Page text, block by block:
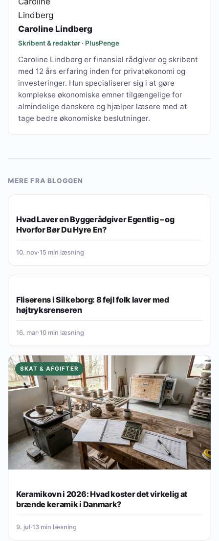
Caroline Lindberg
Skribent & redaktør · PlusPenge
Caroline Lindberg er finansiel rådgiver og skribent
med 12 års erfaring inden for privatøkonomi og
investeringer. Hun specialiserer sig i at gøre
komplekse økonomiske emner tilgængelige for
almindelige danskere og hjælper læsere med at
tage bedre økonomiske beslutninger.
MERE FRA BLOGGEN
Hvad Laver en Byggerådgiver Egentlig – og
Hvorfor Bør Du Hyre En?
10. nov·15 min læsning
Fliserens i Silkeborg: 8 fejl folk laver med
højtryksrenseren
16. mar·10 min læsning
SKAT & AFGIFTER
Keramikovn i 2026: Hvad koster det virkelig at
brænde keramik i Danmark?
9. jul·13 min læsning